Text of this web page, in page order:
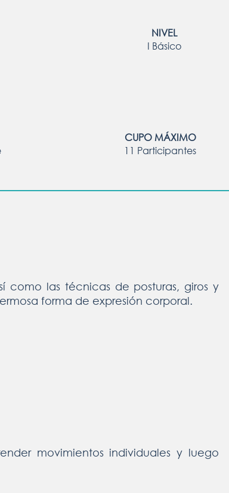
NIVEL
I Básico
CUPO MÁXIMO
11 Participantes
como las técnicas de posturas, giros y
forma de expresión corporal.
movimientos individuales y luego